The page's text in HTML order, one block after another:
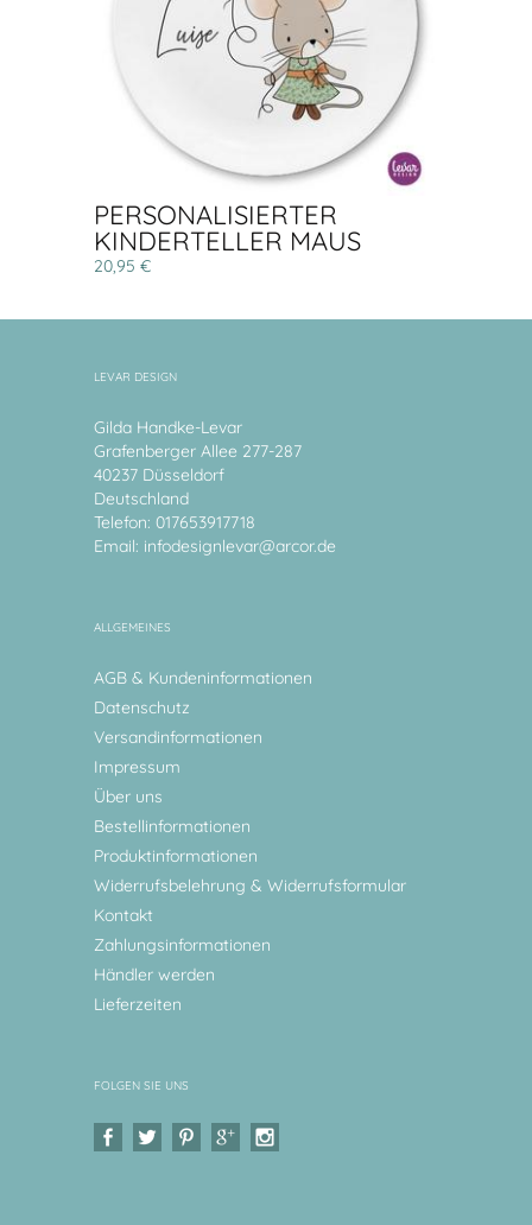
PERSONALISIERTER
KINDERTELLER MAUS
20,95 €
LEVAR DESIGN
Gilda Handke-Levar
Grafenberger Allee 277-287
40237 Düsseldorf
Deutschland
Telefon: 017653917718
Email: infodesignlevar@arcor.de
ALLGEMEINES
AGB & Kundeninformationen
Datenschutz
Versandinformationen
Impressum
Über uns
Bestellinformationen
Produktinformationen
Widerrufsbelehrung & Widerrufsformular
Kontakt
Zahlungsinformationen
Händler werden
Lieferzeiten
FOLGEN SIE UNS